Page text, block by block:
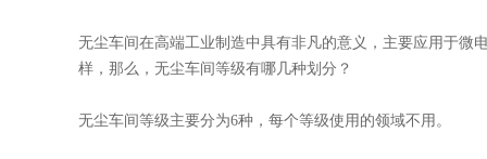
无尘车间在高端工业制造中具有非凡的意义，主要应用于微
样，那么，无尘车间等级有哪几种划分？
无尘车间等级主要分为6种，每个等级使用的领域不用。